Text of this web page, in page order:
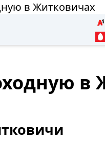
в Житковичах
в